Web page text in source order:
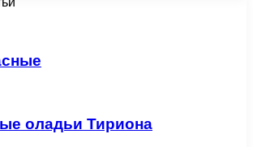
оладьи Тириона